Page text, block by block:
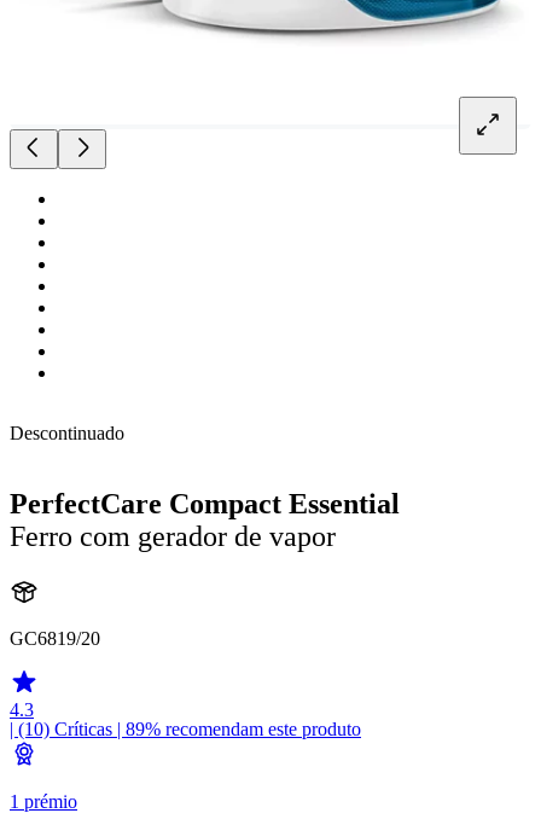
Descontinuado
PerfectCare Compact Essential
Ferro com gerador de vapor
GC6819/20
4.3
| (10) Críticas | 89% recomendam este produto
1 prémio